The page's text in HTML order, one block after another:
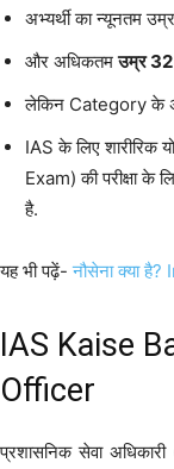
अभ्यर्थी का न्यूनतम उम्र
और अधिकतमउम्र 32
लेकिन Category के
IAS के लिए शारीरिक
Exam) की परीक्षा के
है.
यह भी पढ़ें-नौसेना क्या
IAS Kaise
Officer
प्रशासनिक सेवा